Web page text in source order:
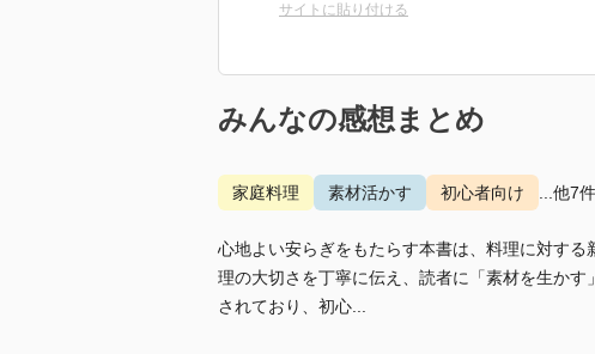
サイトに貼り付ける
みんなの感想まとめ
家庭料理 素材活かす 初心者向け ...他7件
心地よい安らぎをもたらす本書は、料理に対す
理の大切さを丁寧に伝え、読者に「素材を生か
されており、初心...